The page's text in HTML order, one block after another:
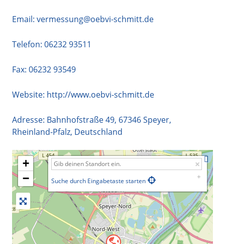
Email: vermessung@oebvi-schmitt.de
Telefon: 06232 93511
Fax: 06232 93549
Website: http://www.oebvi-schmitt.de
Adresse: Bahnhofstraße 49, 67346Speyer,
Rheinland-Pfalz, Deutschland
+
−
Suche durch Eingabetaste starten